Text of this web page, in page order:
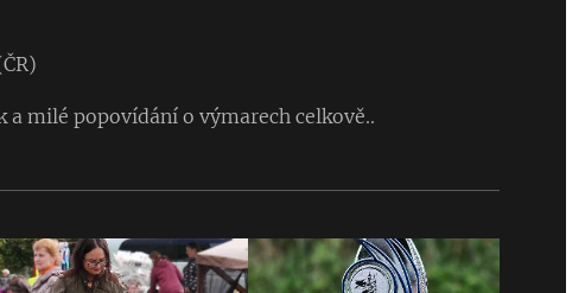
a milé popovídání o výmarech celkově..